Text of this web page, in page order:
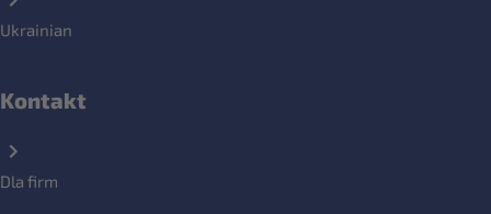
Ukrainian
Kontakt
Dla firm